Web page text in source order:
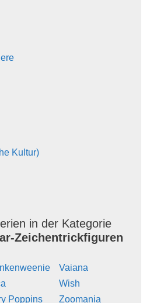
Kultur)
in der Kategorie
Zeichentrickfiguren
Poppins
Vaiana
Wish
Zoomania